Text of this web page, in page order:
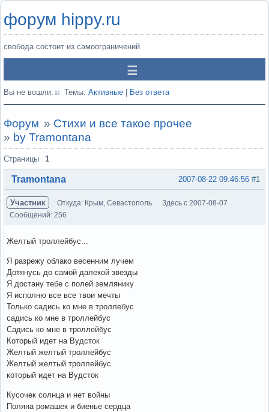
форум hippy.ru
свобода состоит из самоограничений
Вы не вошли. Темы: Активные Без ответа
Форум » Стихи и все такое прочее
» by Tramontana
Страницы 1
#1
2007-08-22 09:46:56
Tramontana
Участник Откуда: Крым, Севастополь.
Здесь с 2007-08-07
Сообщений: 256
Желтый троллейбус...
Я разрежу облако весенним лучем
Дотянусь до самой далекой звезды
Я достану тебе с полей землянику
Я исполню все все твои мечты
Только садись ко мне в троллебус
садись ко мне в троллейбус
Садись ко мне в троллейбус
Который идет на Вудсток
Желтый желтый троллейбус
Желтый желтый троллейбус
который идет на Вудсток
Кусочек солнца и нет войны
Поляна ромашек и биенье сердца